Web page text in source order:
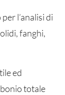
l’analisi di
fanghi,
ed
totale